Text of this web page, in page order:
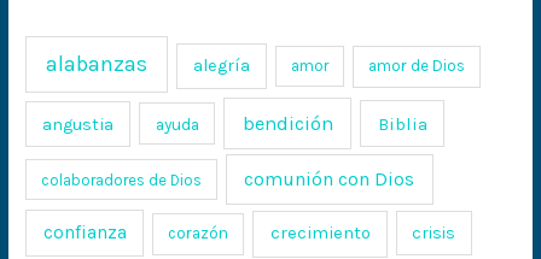
alabanzas alegría amor amor de Dios
angustia ayuda bendición Biblia
colaboradores de Dios comunión con Dios
confianza corazón crecimiento crisis